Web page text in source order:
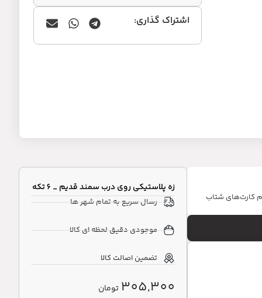
اشتراک گذاری:
کارت‌های شتاب
زه پلاستیکی روی درب سمند قدیم _ 6 تکه
رسال سریع به تمام شهر ها
موجودی دقیق لحظه ای کالا
تضمین اصالت کالا
305,300 تومان